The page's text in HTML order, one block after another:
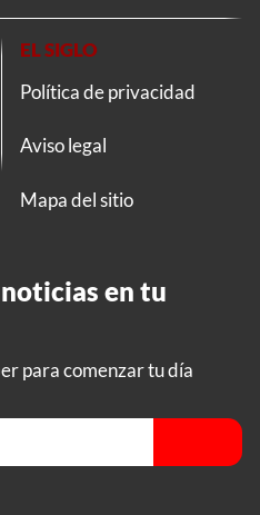
EL SIGLO
Política de privacidad
Aviso legal
Mapa del sitio
en tu
para comenzar tu día